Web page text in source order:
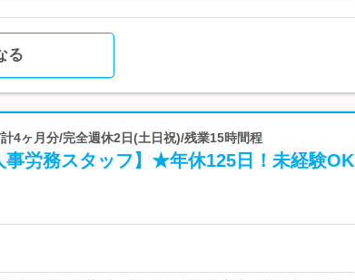
る
4ヶ月分/完全週休2日(土日祝)/残業15時間程
事労務スタッフ】★年休125日！未経験OK